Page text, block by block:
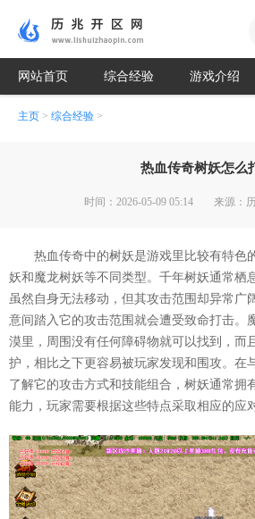
网站首页 综合经验 游戏介绍
主页 > 综合经验 >
热血传奇树妖怎么
时间：2026-05-09 05:14 来源：
热血传奇中的树妖是游戏里比较有特色
妖和魔龙树妖等不同类型。千年树妖通常栖
虽然自身无法移动，但其攻击范围却异常广
意间踏入它的攻击范围就会遭受致命打击。
漠里，周围没有任何障碍物就可以找到，而
护，相比之下更容易被玩家发现和围攻。在
了解它的攻击方式和技能组合，树妖通常拥
能力，玩家需要根据这些特点采取相应的应